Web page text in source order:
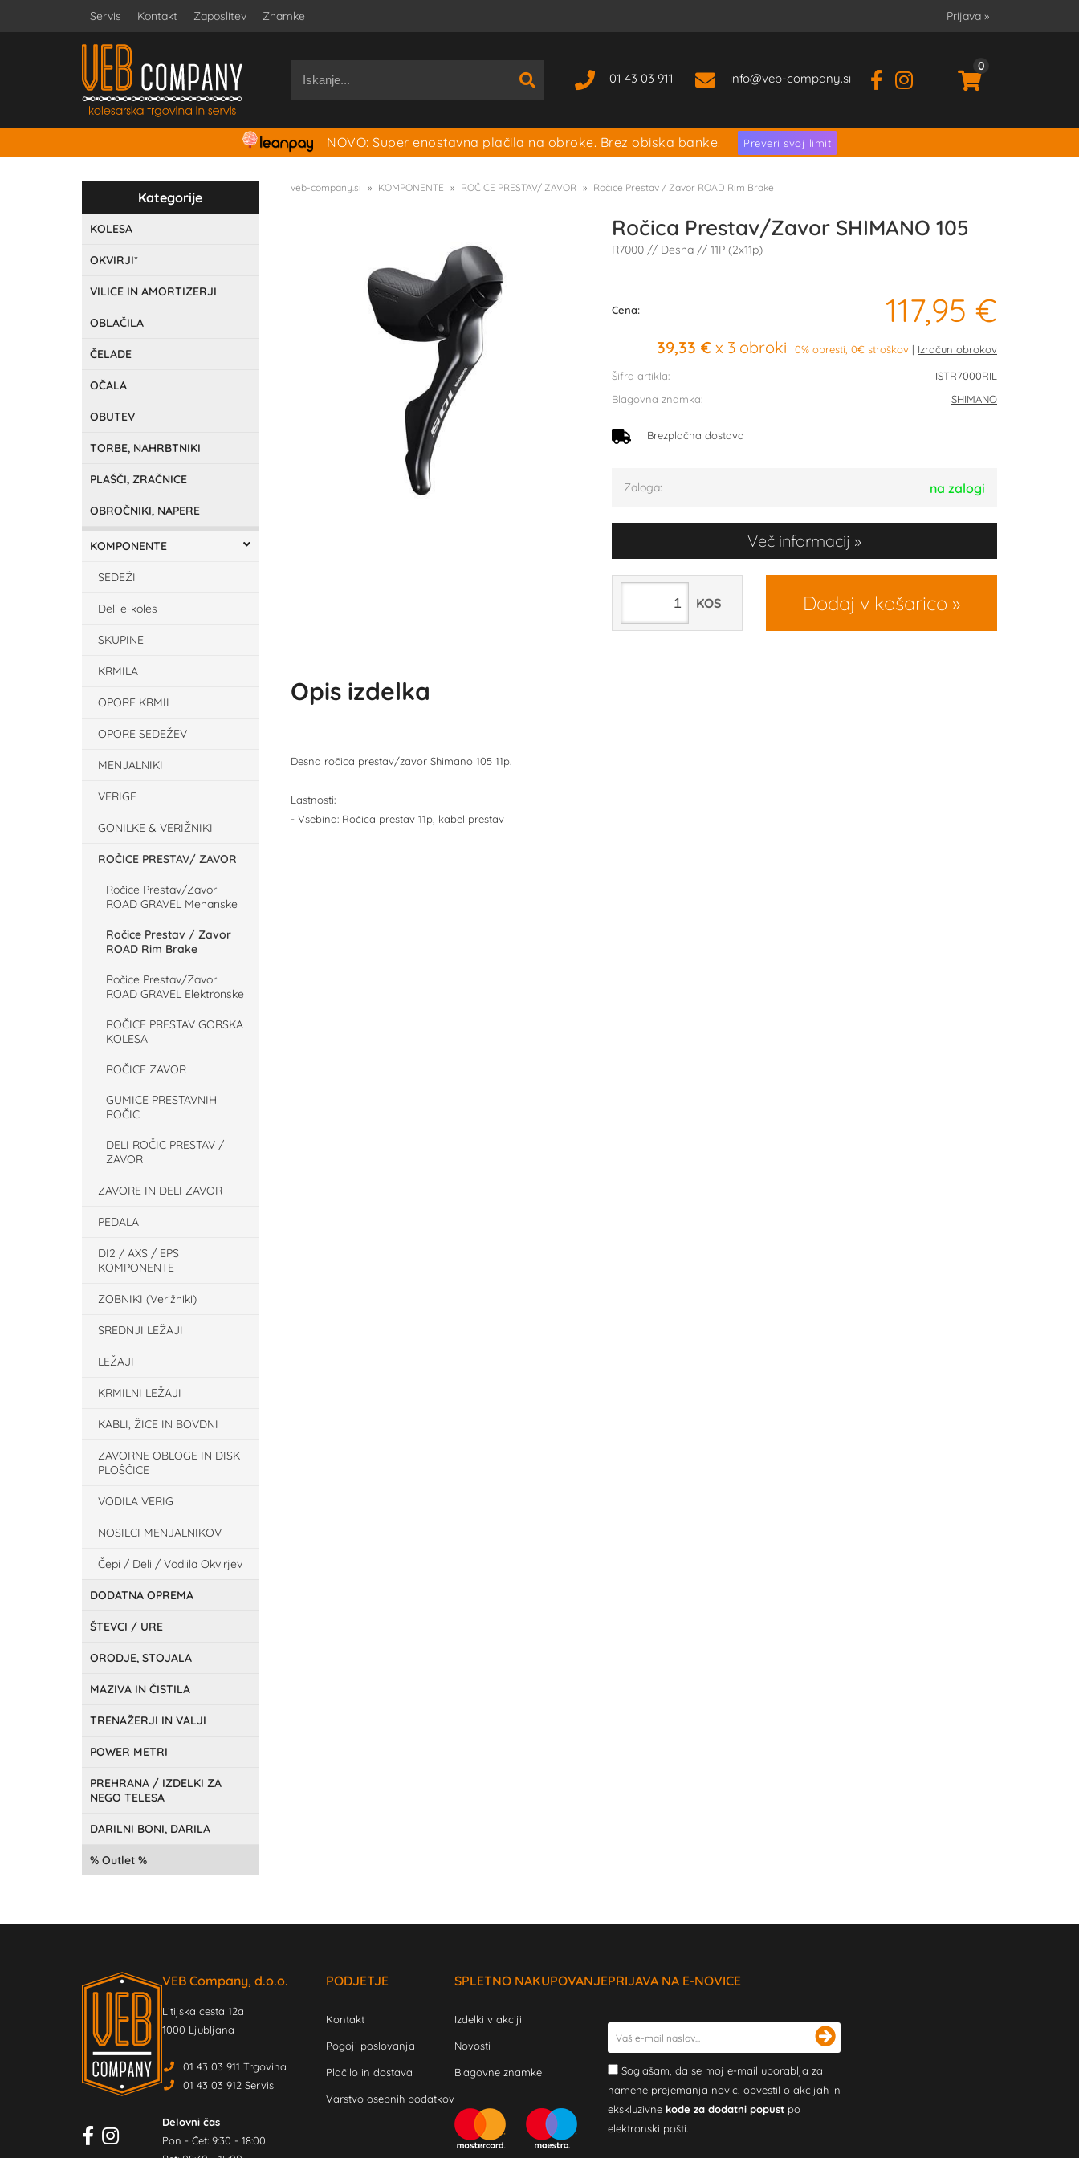
Servis Kontakt Zaposlitev Znamke Prijava »
01 43 03 911 info veb-company.si
0
NOVO: Super enostavna plačila na obroke. Brez obiska banke. Preveri svoj limit
Kategorije
KOLESA
OKVIRJI*
VILICE IN AMORTIZERJI
OBLAČILA
ČELADE
OČALA
OBUTEV
TORBE, NAHRBTNIKI
PLAŠČI, ZRAČNICE
OBROČNIKI, NAPERE
KOMPONENTE
SEDEŽI
Deli e-koles
SKUPINE
KRMILA
OPORE KRMIL
OPORE SEDEŽEV
MENJALNIKI
VERIGE
GONILKE & VERIŽNIKI
ROČICE PRESTAV/ ZAVOR
Ročice Prestav/Zavor
ROAD GRAVEL Mehanske
Ročice Prestav / Zavor
ROAD Rim Brake
Ročice Prestav/Zavor
ROAD GRAVEL Elektronske
ROČICE PRESTAV GORSKA
KOLESA
ROČICE ZAVOR
GUMICE PRESTAVNIH
ROČIC
DELI ROČIC PRESTAV /
ZAVOR
ZAVORE IN DELI ZAVOR
PEDALA
DI2 / AXS / EPS
KOMPONENTE
ZOBNIKI (Verižniki)
SREDNJI LEŽAJI
LEŽAJI
KRMILNI LEŽAJI
KABLI, ŽICE IN BOVDNI
ZAVORNE OBLOGE IN DISK
PLOŠČICE
VODILA VERIG
NOSILCI MENJALNIKOV
Čepi / Deli / Vodlila Okvirjev
DODATNA OPREMA
ŠTEVCI / URE
ORODJE, STOJALA
MAZIVA IN ČISTILA
TRENAŽERJI IN VALJI
POWER METRI
PREHRANA / IZDELKI ZA
NEGO TELESA
DARILNI BONI, DARILA
Outlet
veb-company.si KOMPONENTE ROČICE PRESTAV/ ZAVOR Ročice Prestav / Zavor ROAD Rim Brake
Ročica Prestav/Zavor SHIMANO 105
R7000 // Desna // 11P (2x11p)
Cena: 117,95 €
39,33 € x 3 obroki 0% obresti, 0€ stroškov
Šifra artikla:
ISTR7000RIL
Blagovna znamka:
SHIMANO
Brezplačna dostava
Zaloga: na zalogi
Več informacij
Dodaj v košarico
KOS
Opis izdelka
Desna ročica prestav/zavor Shimano 105 11p.
Lastnosti:
- Vsebina: Ročica prestav 11p, kabel prestav
VEB Company, d.o.o.
Litijska cesta 12a
1000 Ljubljana
01 43 03 911 Trgovina
01 43 03 912 Servis
Delovni čas
Pon - Čet: 9:30 - 18:00
PODJETJE
Kontakt
Pogoji poslovanja
Plačilo in dostava
Varstvo osebnih podatkov
SPLETNO NAKUPOVANJE
Izdelki v akciji
Novosti
Blagovne znamke
PRIJAVA NA E-NOVICE
Soglašam, da se moj e-mail uporablja za
namene prejemanja novic, obvestil o akcijah in
ekskluzivne kode za dodatni popust po
elektronski pošti.